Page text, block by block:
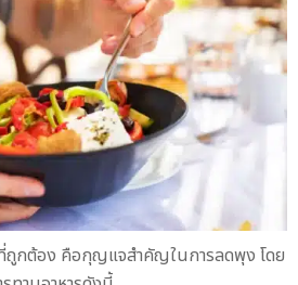
ถูกต้อง คือกุญแจสำคัญในการลดพุง โดย